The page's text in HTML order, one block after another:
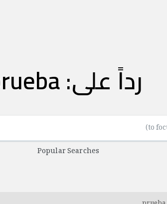
رداً على: prueba
Popular Searches